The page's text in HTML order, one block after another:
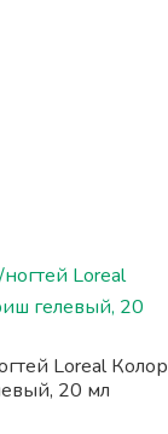
Loreal Колор
20 мл